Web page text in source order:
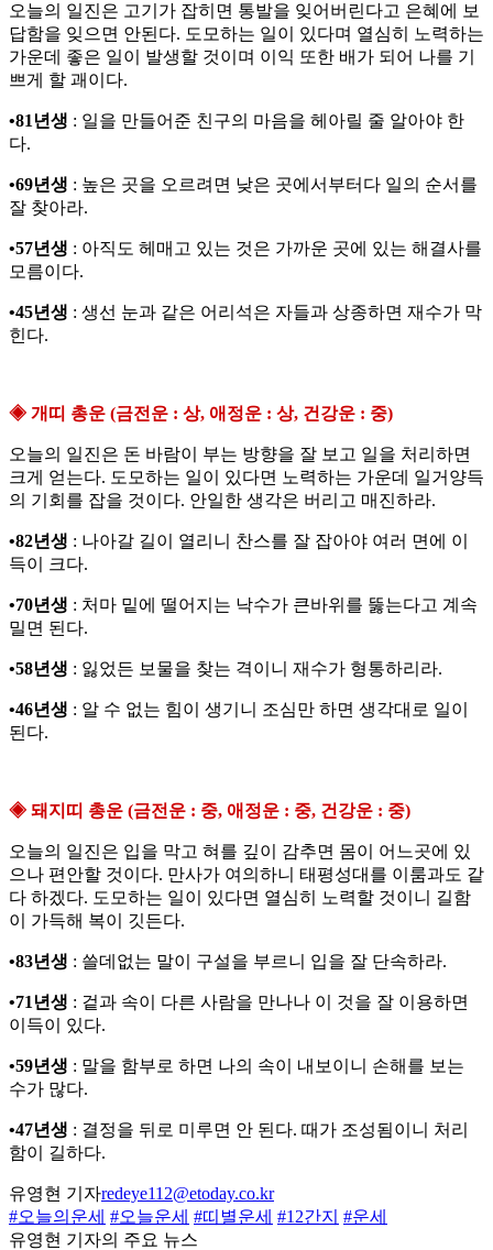
오늘의 일진은 고기가 잡히면 통발을 잊어버린다고 은혜에 보
답함을 잊으면 안된다. 도모하는 일이 있다며 열심히 노력하는
가운데 좋은 일이 발생할 것이며 이익 또한 배가 되어 나를 기
쁘게 할 괘이다.
•81년생 : 일을 만들어준 친구의 마음을 헤아릴 줄 알아야 한
다.
•69년생 : 높은 곳을 오르려면 낮은 곳에서부터다 일의 순서를
잘 찾아라.
•57년생 : 아직도 헤매고 있는 것은 가까운 곳에 있는 해결사를
모름이다.
•45년생 : 생선 눈과 같은 어리석은 자들과 상종하면 재수가 막
힌다.
◈ 개띠 총운 (금전운 : 상, 애정운 : 상, 건강운 : 중)
오늘의 일진은 돈 바람이 부는 방향을 잘 보고 일을 처리하면
크게 얻는다. 도모하는 일이 있다면 노력하는 가운데 일거양득
의 기회를 잡을 것이다. 안일한 생각은 버리고 매진하라.
•82년생 : 나아갈 길이 열리니 찬스를 잘 잡아야 여러 면에 이
득이 크다.
•70년생 : 처마 밑에 떨어지는 낙수가 큰바위를 뚫는다고 계속
밀면 된다.
•58년생 : 잃었든 보물을 찾는 격이니 재수가 형통하리라.
•46년생 : 알 수 없는 힘이 생기니 조심만 하면 생각대로 일이
된다.
◈ 돼지띠 총운 (금전운 : 중, 애정운 : 중, 건강운 : 중)
오늘의 일진은 입을 막고 혀를 깊이 감추면 몸이 어느곳에 있
으나 편안할 것이다. 만사가 여의하니 태평성대를 이룸과도 같
다 하겠다. 도모하는 일이 있다면 열심히 노력할 것이니 길함
이 가득해 복이 깃든다.
•83년생 : 쓸데없는 말이 구설을 부르니 입을 잘 단속하라.
•71년생 : 겉과 속이 다른 사람을 만나나 이 것을 잘 이용하면
이득이 있다.
•59년생 : 말을 함부로 하면 나의 속이 내보이니 손해를 보는
수가 많다.
•47년생 : 결정을 뒤로 미루면 안 된다. 때가 조성됨이니 처리
함이 길하다.
유영현 기자redeye112@etoday.co.kr
#오늘의운세 #오늘운세 #띠별운세 #12간지 #운세
유영현 기자의 주요 뉴스